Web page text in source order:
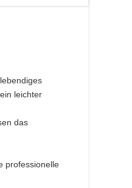
leichter
das
professionelle